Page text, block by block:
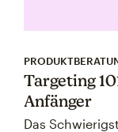
Targeting
Anfänger
Das